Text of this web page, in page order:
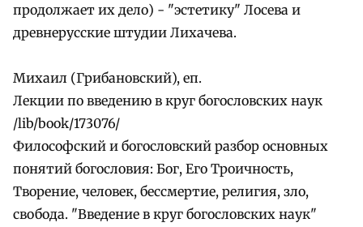
продолжает их дело) - "эстетику" Лосева и
древнерусские штудии Лихачева.
Михаил (Грибановский), еп.
Лекции по введению в круг богословских наук
/lib/book/173076/
Философский и богословский разбор основных
понятий богословия: Бог, Его Троичность,
Творение, человек, бессмертие, религия, зло,
свобода. "Введение в круг богословских наук"